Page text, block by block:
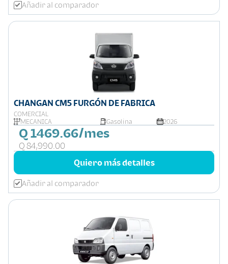
Añadir al comparador
CHANGAN CM5 FURGÓN DE FABRICA
COMERCIAL
MECÁNICA
Gasolina 2026
Q 1469.66/mes
Q 84,990.00
Quiero más detalles
Añadir al comparador